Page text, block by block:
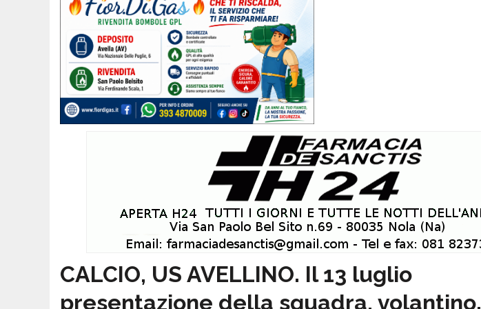
CALCIO, US AVELLINO. Il 13 luglio
presentazione della squadra, volantino.